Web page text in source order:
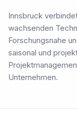
Innsbruck
wachsenden
Forschungsnahe
saisonal und
Unternehmen.